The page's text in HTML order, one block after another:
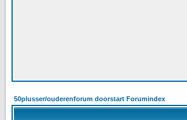
50plusser/ouderenforum doorstart Forumindex